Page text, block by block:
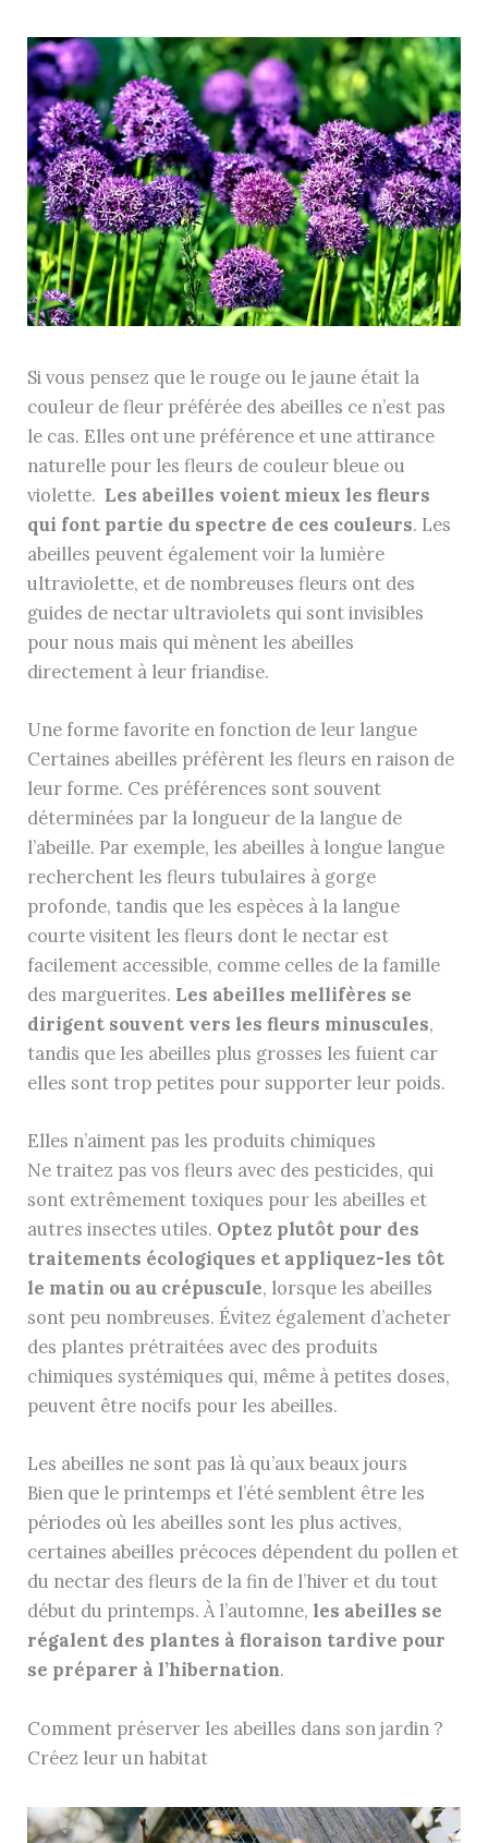
Si vous pensez que le rouge ou le jaune était la
couleur de fleur préférée des abeilles ce n’est pas
le cas. Elles ont une préférence et une attirance
naturelle pour les fleurs de couleur bleue ou
violette. Les abeilles voient mieux les fleurs
qui font partie du spectre de ces couleurs. Les
abeilles peuvent également voir la lumière
ultraviolette, et de nombreuses fleurs ont des
guides de nectar ultraviolets qui sont invisibles
pour nous mais qui mènent les abeilles
directement à leur friandise.
Une forme favorite en fonction de leur langue
Certaines abeilles préfèrent les fleurs en raison de
leur forme. Ces préférences sont souvent
déterminées par la longueur de la langue de
l’abeille. Par exemple, les abeilles à longue langue
recherchent les fleurs tubulaires à gorge
profonde, tandis que les espèces à la langue
courte visitent les fleurs dont le nectar est
facilement accessible, comme celles de la famille
des marguerites. Les abeilles mellifères se
dirigent souvent vers les fleurs minuscules,
tandis que les abeilles plus grosses les fuient car
elles sont trop petites pour supporter leur poids.
Elles n’aiment pas les produits chimiques
Ne traitez pas vos fleurs avec des pesticides, qui
sont extrêmement toxiques pour les abeilles et
autres insectes utiles. Optez plutôt pour des
traitements écologiques et appliquez-les tôt
le matin ou au crépuscule, lorsque les abeilles
sont peu nombreuses. Évitez également d’acheter
des plantes prétraitées avec des produits
chimiques systémiques qui, même à petites doses,
peuvent être nocifs pour les abeilles.
Les abeilles ne sont pas là qu’aux beaux jours
Bien que le printemps et l’été semblent être les
périodes où les abeilles sont les plus actives,
certaines abeilles précoces dépendent du pollen et
du nectar des fleurs de la fin de l’hiver et du tout
début du printemps. À l’automne, les abeilles se
régalent des plantes à floraison tardive pour
se préparer à l’hibernation.
Comment préserver les abeilles dans son jardin ?
Créez leur un habitat